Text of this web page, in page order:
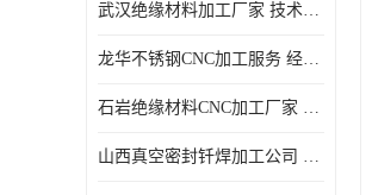
武汉绝缘材料加工厂家 技术成熟
龙华不锈钢CNC加工服务 经验丰富
石岩绝缘材料CNC加工厂家 技术成熟
山西真空密封钎焊加工公司 经验丰富